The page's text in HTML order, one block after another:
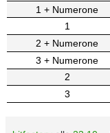
1 + Numerone
1
2 + Numerone
3 + Numerone
2
3